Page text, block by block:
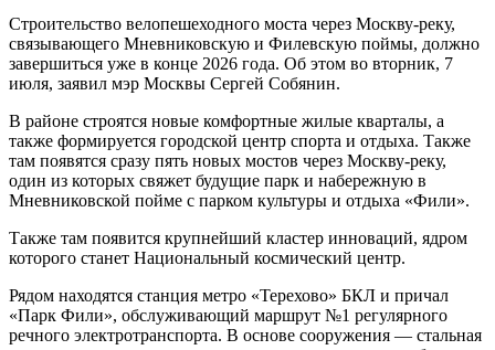
Строительство велопешеходного моста через Москву-реку,
связывающего Мневниковскую и Филевскую поймы, должно
завершиться уже в конце 2026 года. Об этом во вторник, 7
июля, заявил мэр Москвы Сергей Собянин.
В районе строятся новые комфортные жилые кварталы, а
также формируется городской центр спорта и отдыха. Также
там появятся сразу пять новых мостов через Москву-реку,
один из которых свяжет будущие парк и набережную в
Мневниковской пойме с парком культуры и отдыха «Фили».
Также там появится крупнейший кластер инноваций, ядром
которого станет Национальный космический центр.
Рядом находятся станция метро «Терехово» БКЛ и причал
«Парк Фили», обслуживающий маршрут №1 регулярного
речного электротранспорта. В основе сооружения — стальная